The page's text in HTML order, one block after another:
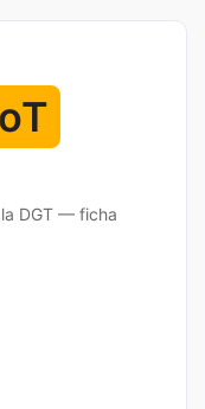
DGT — ficha